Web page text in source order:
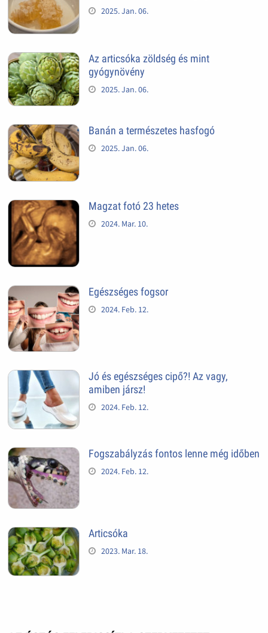
2025. Jan. 06.
Az articsóka zöldség és mint
gyógynövény
2025. Jan. 06.
Banán a természetes hasfogó
2025. Jan. 06.
Magzat fotó 23 hetes
2024. Mar. 10.
Egészséges fogsor
2024. Feb. 12.
Jó és egészséges cipő?! Az vagy,
amiben jársz!
2024. Feb. 12.
Fogszabályzás fontos lenne még időben
2024. Feb. 12.
Articsóka
2023. Mar. 18.